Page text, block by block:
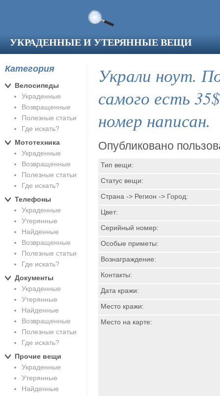
УКРАДЕННЫЕ И УТЕРЯННЫЕ ВЕЩИ
Украли ноут.
самого есть
номер написан.
Опубликовано
Тип вещи:
Статус вещи:
Страна -> Регион -> Город:
Цвет:
Серийный номер:
Особые приметы:
Вознаграждение:
Контакты:
Дата кражи:
Место кражи:
Место на карте:
Категория
Велосипеды
Украденные
Возвращенные
Полезные статьи
Где искать?
Мототехника
Украденные
Возвращенные
Полезные статьи
Где искать?
Телефоны
Украденные
Утерянные
Найденные
Возвращенные
Полезные статьи
Где искать?
Документы
Украденные
Утерянные
Найденные
Возвращенные
Полезные статьи
Где искать?
Прочие вещи
Украденные
Утерянные
Найденные